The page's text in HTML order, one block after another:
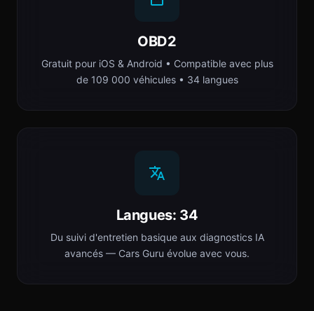
OBD2
Gratuit pour iOS & Android • Compatible avec plus
de 109 000 véhicules • 34 langues
Langues: 34
Du suivi d'entretien basique aux diagnostics IA
avancés — Cars Guru évolue avec vous.